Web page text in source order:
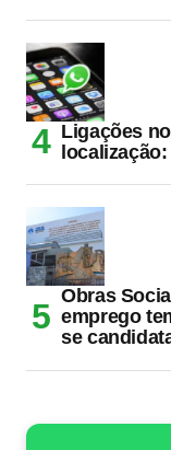
Ligações
Obras
emprego
se